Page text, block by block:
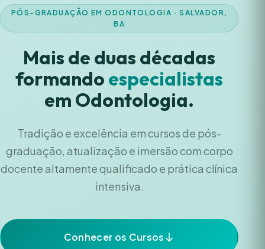
PÓS-GRADUAÇÃO EM ODONTOLOGIA · SALVADOR,
BA
Mais de duas décadas
formando especialistas
em Odontologia.
Tradição e excelência em cursos de pós-
graduação, atualização e imersão com corpo
docente altamente qualificado e prática clínica
intensiva.
Conhecer os Cursos